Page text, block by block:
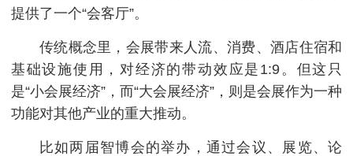
提供了一个“会客厅”。
传统概念里，会展带来人流、消费、酒店住宿和
基础设施使用，对经济的带动效应是1:9。但这只
是“小会展经济”，而“大会展经济”，则是会展作为一种
功能对其他产业的重大推动。
比如两届智博会的举办，通过会议、展览、论